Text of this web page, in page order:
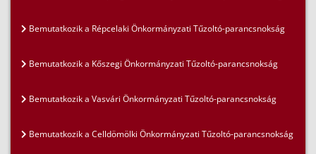
Bemutatkozik a Répcelaki Önkormányzati Tűzoltó-parancsnokság
Bemutatkozik a Kőszegi Önkormányzati Tűzoltó-parancsnokság
Bemutatkozik a Vasvári Önkormányzati Tűzoltó-parancsnokság
Bemutatkozik a Celldömölki Önkormányzati Tűzoltó-parancsnokság